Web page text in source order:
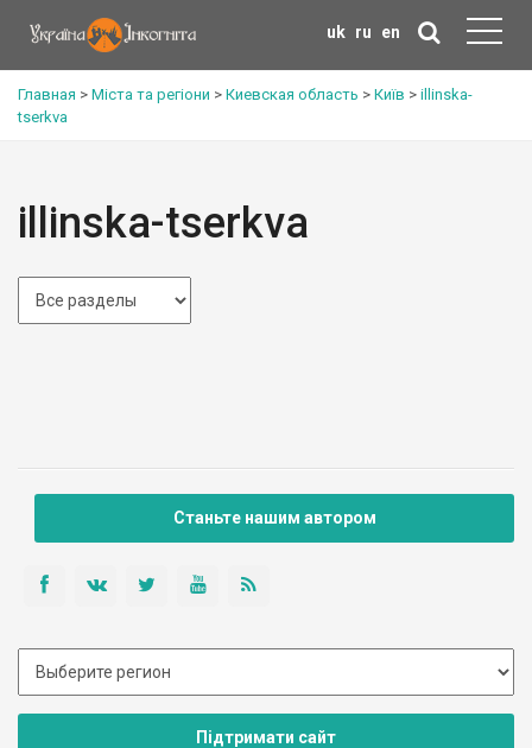
uk ru en
Главная > Міста та регіони > Киевская область > Київ > illinska-
tserkva
illinska-tserkva
Станьте нашим автором
Підтримати сайт